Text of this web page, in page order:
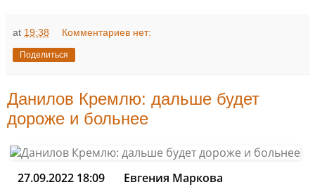
at 19:38 Комментариев нет:
Поделиться
Данилов Кремлю: дальше будет
дороже и больнее
27.09.2022 18:09 Евгения Маркова